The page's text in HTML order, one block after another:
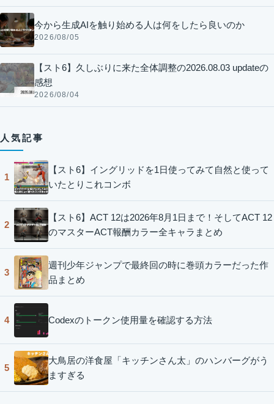
今から生成AIを触り始める人は何をしたら良いのか
2026/08/05
【スト6】久しぶりに来た全体調整の2026.08.03 updateの
感想
2026/08/04
人気記事
1
【スト6】イングリッドを1日使ってみて自然と使って
いたとりこれコンボ
2
【スト6】ACT 12は2026年8月1日まで！そしてACT 12
のマスターACT報酬カラー全キャラまとめ
3
週刊少年ジャンプで最終回の時に巻頭カラーだった作
品まとめ
4 Codexのトークン使用量を確認する方法
5
大鳥居の洋食屋「キッチンさん太」のハンバーグがう
ますぎる